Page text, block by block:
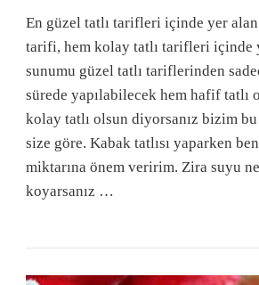
En güzel tatlı tarifleri içinde yer alan
tarifi, hem kolay tatlı tarifleri içinde
sunumu güzel tatlı tariflerinden
sürede yapılabilecek hem hafif tatlı
kolay tatlı olsun diyorsanız bizim bu
size göre. Kabak tatlısı yaparken
miktarına önem veririm. Zira suyu
koyarsanız …